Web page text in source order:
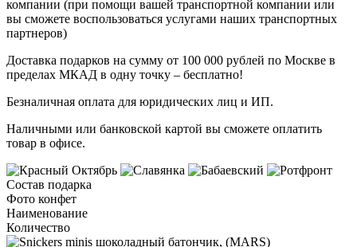
компании (при помощи вашей транспортной компании или
вы сможете воспользоваться услугами наших транспортных
партнеров)
Доставка подарков на сумму от 100 000 рублей по Москве в
пределах МКАД в одну точку – бесплатно!
Безналичная оплата для юридических лиц и ИП.
Наличными или банковской картой вы сможете оплатить
товар в офисе.
Состав подарка
Фото конфет
Наименование
Количество